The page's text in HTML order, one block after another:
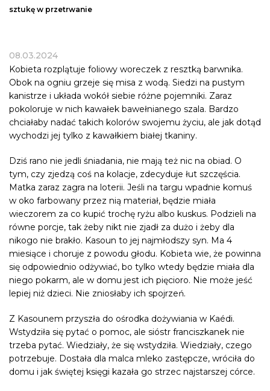
sztukę w przetrwanie
08.03.2024
Kobieta rozplątuje foliowy woreczek z resztką barwnika.
Obok na ogniu grzeje się misa z wodą. Siedzi na pustym
kanistrze i układa wokół siebie różne pojemniki. Zaraz
pokoloruje w nich kawałek bawełnianego szala. Bardzo
chciałaby nadać takich kolorów swojemu życiu, ale jak dotąd
wychodzi jej tylko z kawałkiem białej tkaniny.
Dziś rano nie jedli śniadania, nie mają też nic na obiad. O
tym, czy zjedzą coś na kolacje, zdecyduje łut szczęścia.
Matka zaraz zagra na loterii. Jeśli na targu wpadnie komuś
w oko farbowany przez nią materiał, będzie miała
wieczorem za co kupić trochę ryżu albo kuskus. Podzieli na
równe porcje, tak żeby nikt nie zjadł za dużo i żeby dla
nikogo nie brakło. Kasoun to jej najmłodszy syn. Ma 4
miesiące i choruje z powodu głodu. Kobieta wie, że powinna
się odpowiednio odżywiać, bo tylko wtedy będzie miała dla
niego pokarm, ale w domu jest ich pięcioro. Nie może jeść
lepiej niż dzieci. Nie zniosłaby ich spojrzeń.
Z Kasounem przyszła do ośrodka dożywiania w Kaédi.
Wstydziła się pytać o pomoc, ale sióstr franciszkanek nie
trzeba pytać. Wiedziały, że się wstydziła. Wiedziały, czego
potrzebuje. Dostała dla malca mleko zastępcze, wróciła do
domu i jak świętej księgi kazała go strzec najstarszej córce.